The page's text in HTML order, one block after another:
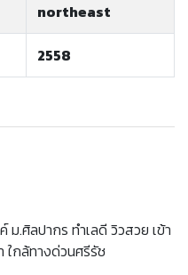
northeast
2558
.ศิลปากร ทำเลดี วิวสวย เข้า
ใกล้ทางด่วนศรีรัช